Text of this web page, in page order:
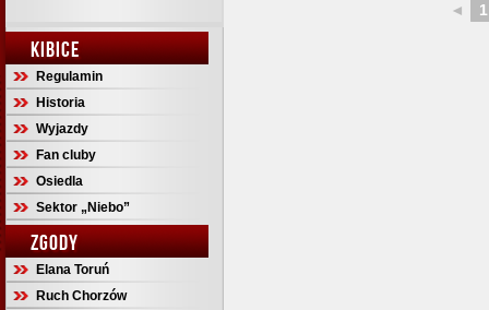
KIBICE
Regulamin
Historia
Wyjazdy
Fan cluby
Osiedla
Sektor „Niebo”
ZGODY
Elana Toruń
Ruch Chorzów
◄ 1